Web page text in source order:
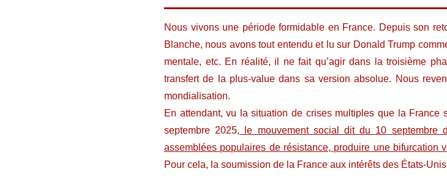
Nous vivons une période formidable en France. Depuis son
Blanche, nous avons tout entendu et lu sur Donald Trump
mentale, etc. En réalité, il ne fait qu’agir dans la troisième
transfert de la plus-value dans sa version absolue. Nous
mondialisation.
En attendant, vu la situation de crises multiples que la
septembre 2025, le mouvement social dit du 10 septembre
assemblées populaires de résistance, produire une bifurcation
Pour cela, la soumission de la France aux intérêts des États-Unis